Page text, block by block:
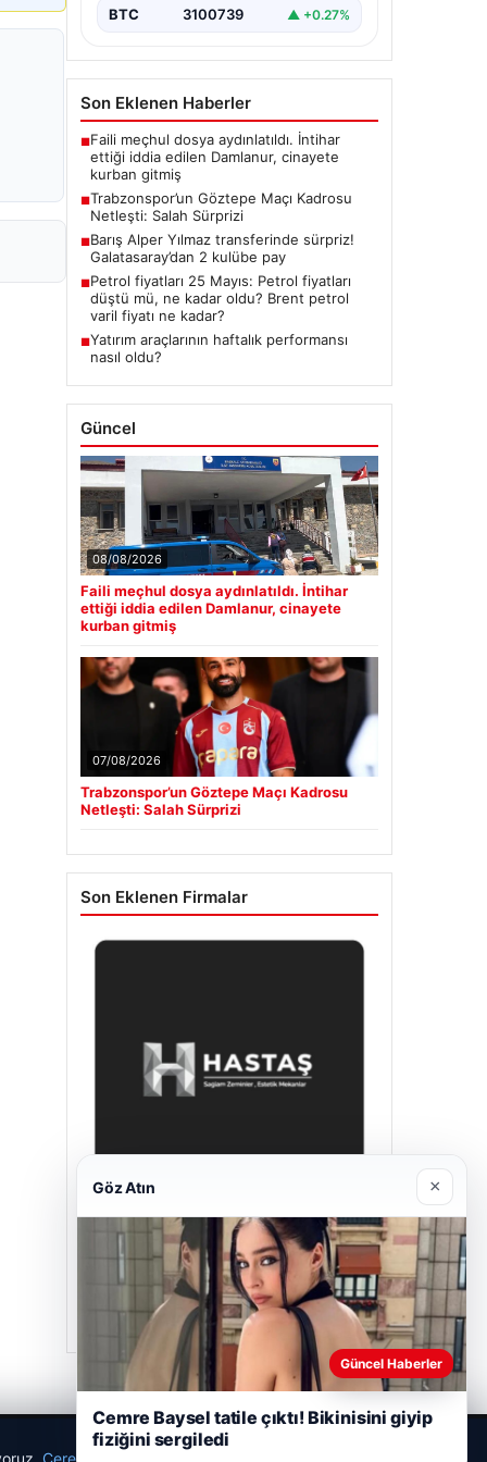
BTC 3100739 ▲ +0.27%
Son Eklenen Haberler
■Faili meçhul dosya aydınlatıldı. İntihar
ettiği iddia edilen Damlanur, cinayete
kurban gitmiş
■Trabzonspor’un Göztepe Maçı Kadrosu
Netleşti: Salah Sürprizi
■Barış Alper Yılmaz transferinde sürpriz!
Galatasaray’dan 2 kulübe pay
■Petrol fiyatları 25 Mayıs: Petrol fiyatları
düştü mü, ne kadar oldu? Brent petrol
varil fiyatı ne kadar?
■Yatırım araçlarının haftalık performansı
nasıl oldu?
Güncel
08/08/2026
Faili meçhul dosya aydınlatıldı. İntihar
ettiği iddia edilen Damlanur, cinayete
kurban gitmiş
07/08/2026
Trabzonspor’un Göztepe Maçı Kadrosu
Netleşti: Salah Sürprizi
Son Eklenen Firmalar
Hastaş Beton
Çerez Politikamız
Göz Atın ×
Güncel Haberler
Cemre Baysel tatile çıktı! Bikinisini giyip
fiziğini sergiledi